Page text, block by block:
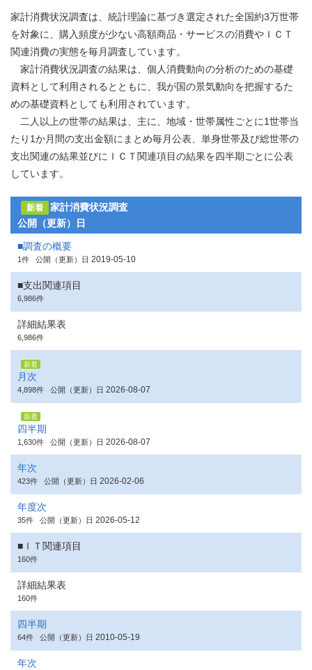
家計消費状況調査は、統計理論に基づき選定された全国約3万世帯
を対象に、購入頻度が少ない高額商品・サービスの消費やＩＣＴ
関連消費の実態を毎月調査しています。
家計消費状況調査の結果は、個人消費動向の分析のための基礎
資料として利用されるとともに、我が国の景気動向を把握するた
めの基礎資料としても利用されています。
二人以上の世帯の結果は、主に、地域・世帯属性ごとに1世帯当
たり1か月間の支出金額にまとめ毎月公表、単身世帯及び総世帯の
支出関連の結果並びにＩＣＴ関連項目の結果を四半期ごとに公表
しています。
新着
家計消費状況調査
公開（更新）日
■調査の概要
1件 公開（更新）日 2019-05-10
■支出関連項目
6,986件
詳細結果表
6,986件
新着
月次
4,898件 公開（更新）日 2026-08-07
新着
四半期
1,630件 公開（更新）日 2026-08-07
年次
423件 公開（更新）日 2026-02-06
年度次
35件 公開（更新）日 2026-05-12
■ＩＴ関連項目
160件
詳細結果表
160件
四半期
64件 公開（更新）日 2010-05-19
年次